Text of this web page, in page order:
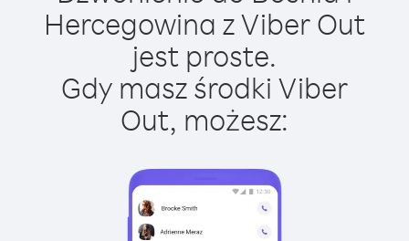
Hercegowina z Viber Out
jest proste.
Gdy masz środki Viber
Out, możesz: